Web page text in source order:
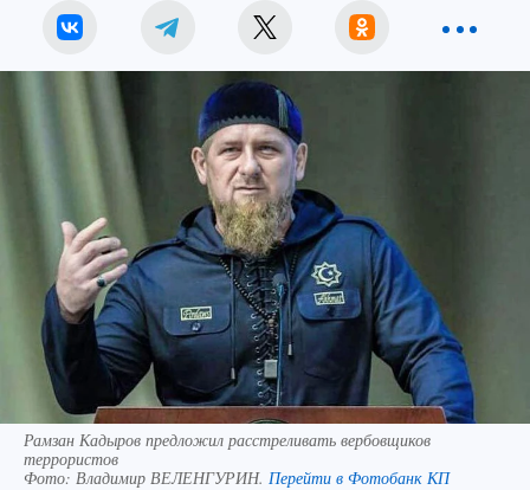
Рамзан Кадыров предложил расстреливать вербовщиков
террористов
Фото: Владимир ВЕЛЕНГУРИН. Перейти в Фотобанк КП